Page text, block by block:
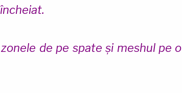
de pe spate și meshul pe o